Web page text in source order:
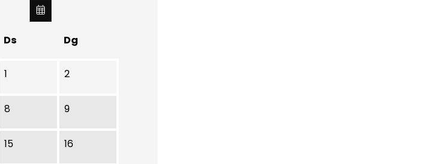
Ds Dg
1 2
8 9
15 16